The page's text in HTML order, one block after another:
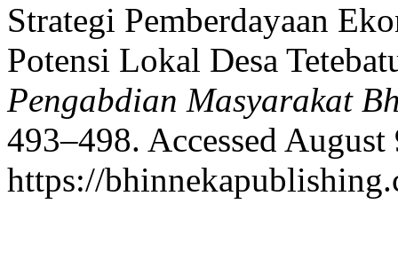
Strategi Pemberdayaan
Potensi Lokal Desa
Pengabdian Masyarakat
493–498. Accessed August
https://